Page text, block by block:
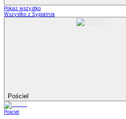
Pokaż wszystko
Wszystko z Sypialnia
Pościel
Pościel